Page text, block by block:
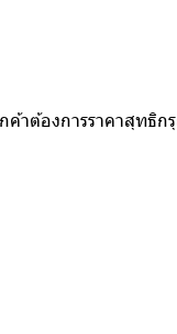
าต้องการราคาสุทธิ